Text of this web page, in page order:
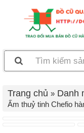
Trang chủ Danh
Ấm thuỷ tinh Chefio